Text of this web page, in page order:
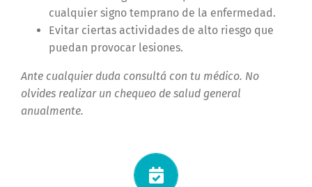
cualquier signo temprano de la enfermedad.
Evitar ciertas actividades de alto riesgo que
puedan provocar lesiones.
Ante cualquier duda consultá con tu médico. No
olvides realizar un chequeo de salud general
anualmente.